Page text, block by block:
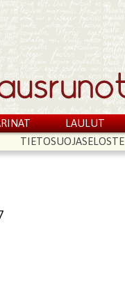
LAULUT
TIETOSUOJASELOSTE